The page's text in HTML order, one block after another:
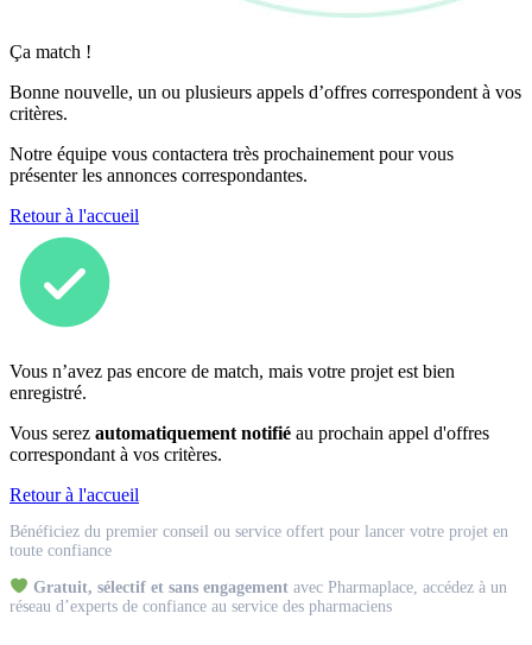
Ça match !
Bonne nouvelle, un ou plusieurs appels d’offres correspondent à vos
critères.
Notre équipe vous contactera très prochainement pour vous
présenter les annonces correspondantes.
Retour à l'accueil
Vous n’avez pas encore de match, mais votre projet est bien
enregistré.
Vous serez automatiquement notifié au prochain appel d'offres
correspondant à vos critères.
Retour à l'accueil
Expert
Bénéficiez du premier conseil ou service offert pour lancer votre projet en
toute confiance
Gratuit, sélectif et sans engagementavec Pharmaplace, accédez à un
réseau d’experts de confiance au service des pharmaciens